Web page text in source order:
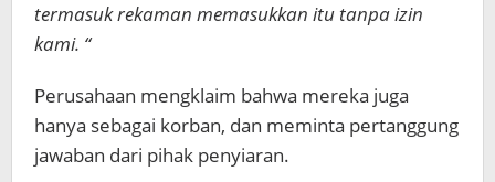
termasuk rekaman memasukkan itu tanpa izin
kami. “
Perusahaan mengklaim bahwa mereka juga
hanya sebagai korban, dan meminta pertanggung
jawaban dari pihak penyiaran.